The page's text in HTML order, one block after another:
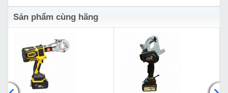
Sản phẩm cùng hãng